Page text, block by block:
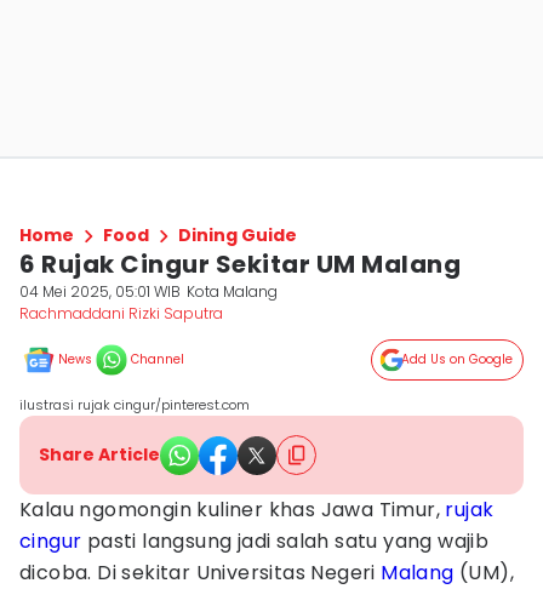
Home Food Dining Guide
6 Rujak Cingur Sekitar UM Malang
04 Mei 2025, 05:01 WIB Kota Malang
Rachmaddani Rizki Saputra
News Channel Add Us on Google
ilustrasi rujak cingur/pinterest.com
Share Article
Kalau ngomongin kuliner khas Jawa Timur, rujak
cingur pasti langsung jadi salah satu yang wajib
dicoba. Di sekitar Universitas Negeri Malang (UM),